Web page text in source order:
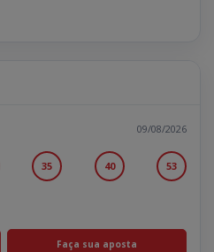
09/08/2026
35 40 53
Faça sua aposta